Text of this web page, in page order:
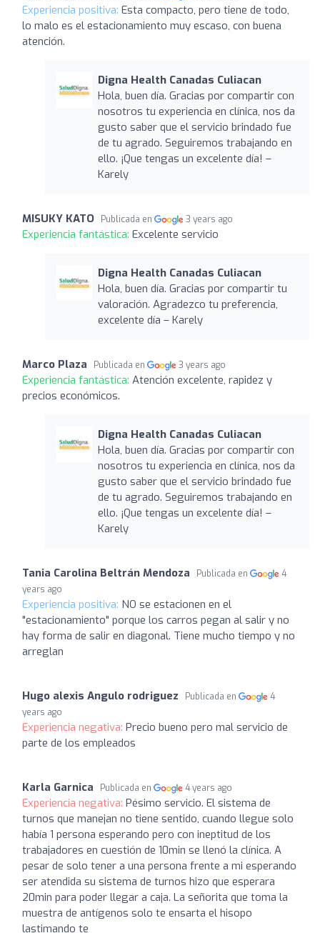
Experiencia positiva: Esta compacto, pero tiene de todo,
lo malo es el estacionamiento muy escaso, con buena
atención.
Digna Health Canadas Culiacan
Hola, buen día. Gracias por compartir con
nosotros tu experiencia en clínica, nos da
gusto saber que el servicio brindado fue
de tu agrado. Seguiremos trabajando en
ello. ¡Que tengas un excelente día! –
Karely
MISUKY KATO Publicada en 3 years ago
Experiencia fantástica: Excelente servicio
Digna Health Canadas Culiacan
Hola, buen día. Gracias por compartir tu
valoración. Agradezco tu preferencia,
excelente día – Karely
Marco Plaza Publicada en 3 years ago
Experiencia fantástica: Atención excelente, rapidez y
precios económicos.
Digna Health Canadas Culiacan
Hola, buen día. Gracias por compartir con
nosotros tu experiencia en clínica, nos da
gusto saber que el servicio brindado fue
de tu agrado. Seguiremos trabajando en
ello. ¡Que tengas un excelente día! –
Karely
Tania Carolina Beltrán Mendoza Publicada en
4
years ago
Experiencia positiva: NO se estacionen en el
"estacionamiento" porque los carros pegan al salir y no
hay forma de salir en diagonal. Tiene mucho tiempo y no
arreglan
Hugo alexis Angulo rodriguez Publicada en
4
years ago
Experiencia negativa: Precio bueno pero mal servicio de
parte de los empleados
Karla Garnica Publicada en 4 years ago
Experiencia negativa: Pésimo servicio. El sistema de
turnos que manejan no tiene sentido, cuando llegue solo
había 1 persona esperando pero con ineptitud de los
trabajadores en cuestión de 10min se llenó la clínica. A
pesar de solo tener a una persona frente a mi esperando
ser atendida su sistema de turnos hizo que esperara
20min para poder llegar a caja. La señorita que toma la
muestra de antígenos solo te ensarta el hisopo
lastimando te